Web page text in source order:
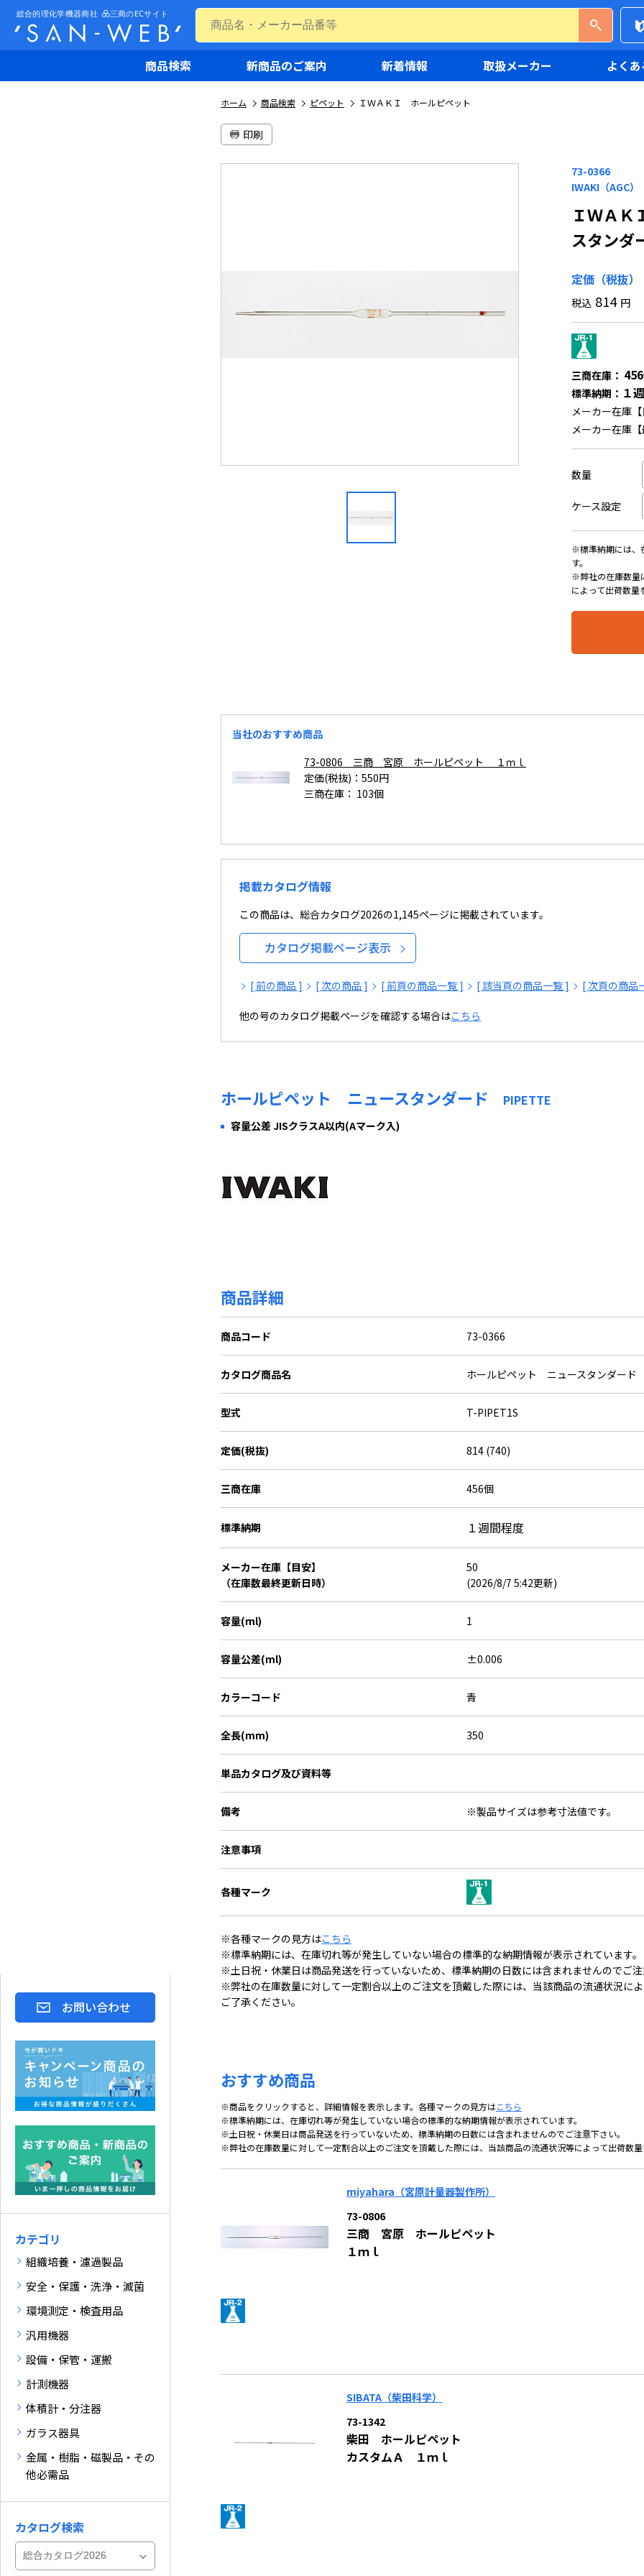
商品検索 新商品のご案内 新着情報 取扱メーカー よく
ホーム 商品検索 ピペット ＩＷＡＫＩ ホールピペット
印刷
73-0366
IWAKI（AGC）
ＩＷＡ
スタン
定価（税抜）
税込 814 円
三商在庫：
標準納期： １
メーカー在庫
メーカー在庫
数量
ケース設定
※標準納期には、
す。
※弊社の在庫数量
によって出荷数
当社のおすすめ商品
73-0806 三商 宮原 ホールピペット １ｍｌ
定価(税抜)：550円
三商在庫： 103個
掲載カタログ情報
この商品は、総合カタログ2026の1,145ページに掲載されています。
カタログ掲載ページ表示
[ 前の商品 ] [ 次の商品 ] [ 前頁の商品一覧 ] [ 該当頁の商品一覧 ] [ 次頁の商品
他の号のカタログ掲載ページを確認する場合はこちら
ホールピペット ニュースタンダード PIPETTE
容量公差 JISクラスA以内(Aマーク入)
商品詳細
商品コード 73-0366
カタログ商品名 ホールピペット ニュースタンダード
型式 T-PIPET1S
定価(税抜) 814 (740)
三商在庫 456個
標準納期 １週間程度
メーカー在庫【目安】
（在庫数最終更新日時）
50
(2026/8/7 5:42更新)
容量(ml) 1
容量公差(ml) ±0.006
カラーコード 青
全長(mm) 350
単品カタログ及び資料等
備考 ※製品サイズは参考寸法値です。
注意事項
各種マーク
※各種マークの見方はこちら
※標準納期には、在庫切れ等が発生していない場合の標準的な納期情報が表示されています。
※土日祝・休業日は商品発送を行っていないため、標準納期の日数には含まれませんのでご
※弊社の在庫数量に対して一定割合以上のご注文を頂戴した際には、当該商品の流通状況に
ご了承ください。
おすすめ商品
※商品をクリックすると、詳細情報を表示します。各種マークの見方はこちら
※標準納期には、在庫切れ等が発生していない場合の標準的な納期情報が表示されています。
※土日祝・休業日は商品発送を行っていないため、標準納期の日数には含まれませんのでご注意下さい。
※弊社の在庫数量に対して一定割合以上のご注文を頂戴した際には、当該商品の流通状況等によって出荷数
miyahara（宮原計量器製作所）
73-0806
三商 宮原 ホールピペット
１ｍｌ
SIBATA（柴田科学）
73-1342
柴田 ホールピペット
カスタムＡ １ｍｌ
お問い合わせ
カテゴリ
組織培養・濾過製品
安全・保護・洗浄・滅菌
環境測定・検査用品
汎用機器
設備・保管・運搬
計測機器
体積計・分注器
ガラス器具
金属・樹脂・磁製品・その
他必需品
カタログ検索